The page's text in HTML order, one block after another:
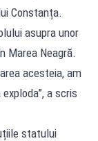
Constanța.
asupra unor
Marea Neagră.
acesteia, am
a scris
statului